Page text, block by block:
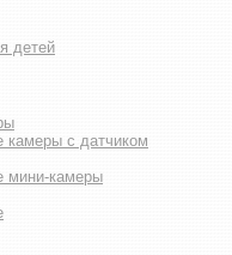
детей
камеры с датчиком
мини-камеры